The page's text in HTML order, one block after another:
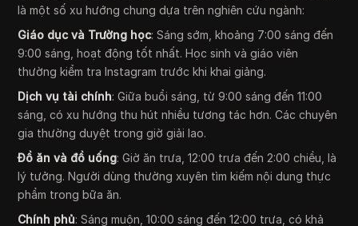
là một số xu hướng chung dựa trên nghiên cứu ngành:
Giáo dục và Trường học: Sáng sớm, khoảng 7:00 sáng đến
9:00 sáng, hoạt động tốt nhất. Học sinh và giáo viên
thường kiểm tra Instagram trước khi khai giảng.
Dịch vụ tài chính: Giữa buổi sáng, từ 9:00 sáng đến 11:00
sáng, có xu hướng thu hút nhiều tương tác hơn. Các chuyên
gia thường duyệt trong giờ giải lao.
Đồ ăn và đồ uống: Giờ ăn trưa, 12:00 trưa đến 2:00 chiều, là
lý tưởng. Người dùng thường xuyên tìm kiếm nội dung thực
phẩm trong bữa ăn.
Chính phủ: Sáng muộn, 10:00 sáng đến 12:00 trưa, có khả